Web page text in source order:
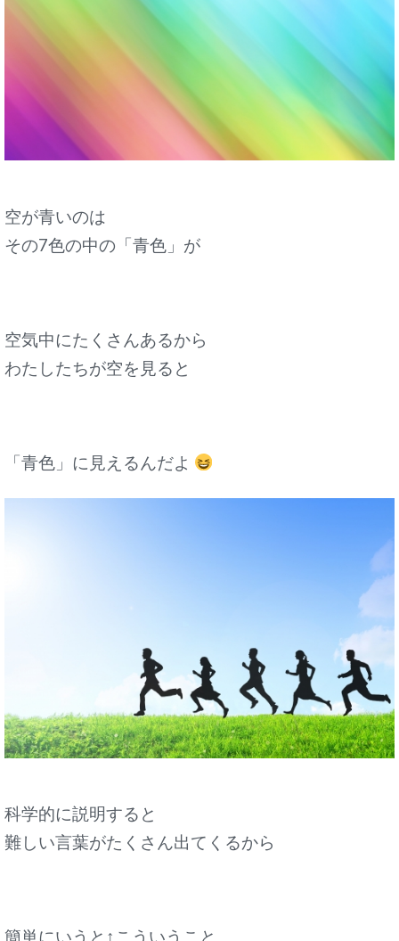
空が青いのは
その7色の中の「青色」が
空気中にたくさんあるから
わたしたちが空を見ると
「青色」に見えるんだよ
科学的に説明すると
難しい言葉がたくさん出てくるから
簡単にいうと↑こういうこと